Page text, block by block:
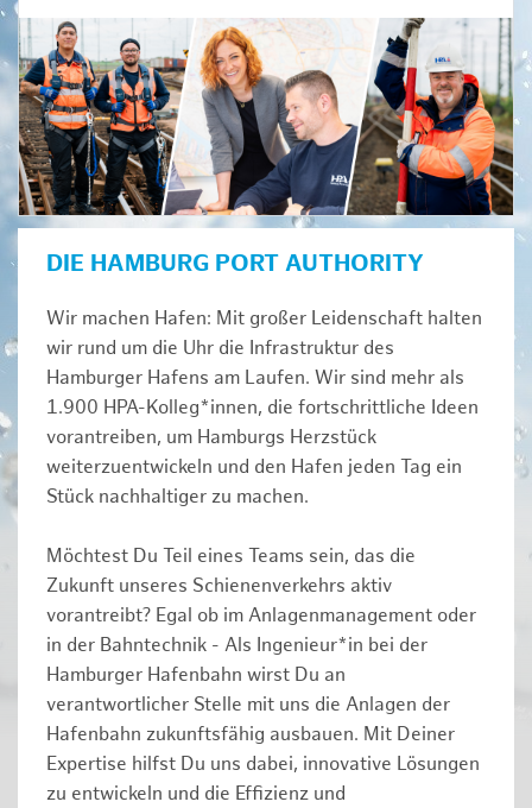
DIE HAMBURG PORT AUTHORITY
Wir machen Hafen: Mit großer Leidenschaft halten
wir rund um die Uhr die Infrastruktur des
Hamburger Hafens am Laufen. Wir sind mehr als
1.900 HPA-Kolleg*innen, die fortschrittliche Ideen
vorantreiben, um Hamburgs Herzstück
weiterzuentwickeln und den Hafen jeden Tag ein
Stück nachhaltiger zu machen.
Möchtest Du Teil eines Teams sein, das die
Zukunft unseres Schienenverkehrs aktiv
vorantreibt? Egal ob im Anlagenmanagement oder
in der Bahntechnik - Als Ingenieur*in bei der
Hamburger Hafenbahn wirst Du an
verantwortlicher Stelle mit uns die Anlagen der
Hafenbahn zukunftsfähig ausbauen. Mit Deiner
Expertise hilfst Du uns dabei, innovative Lösungen
zu entwickeln und die Effizienz und